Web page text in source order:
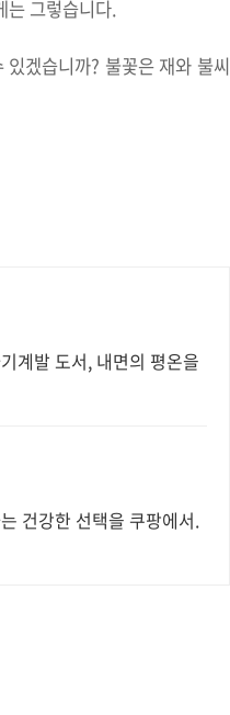
는 그렇습니다.
겠습니까? 불꽃은 재와 불씨
계발 도서, 내면의 평온을
건강한 선택을 쿠팡에서.